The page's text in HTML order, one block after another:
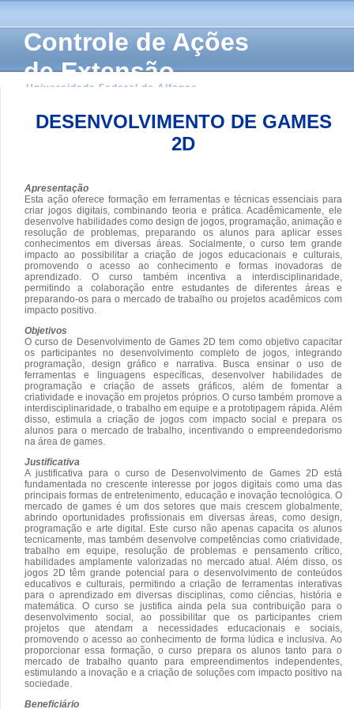
Controle de Ações
de Extensão
Universidade Federal de Alfenas
DESENVOLVIMENTO DE GAMES
2D
Apresentação
Esta ação oferece formação em ferramentas e técnicas essenciais para
criar jogos digitais, combinando teoria e prática. Acadêmicamente, ele
desenvolve habilidades como design de jogos, programação, animação e
resolução de problemas, preparando os alunos para aplicar esses
conhecimentos em diversas áreas. Socialmente, o curso tem grande
impacto ao possibilitar a criação de jogos educacionais e culturais,
promovendo o acesso ao conhecimento e formas inovadoras de
aprendizado. O curso também incentiva a interdisciplinaridade,
permitindo a colaboração entre estudantes de diferentes áreas e
preparando-os para o mercado de trabalho ou projetos acadêmicos com
impacto positivo.
Objetivos
O curso de Desenvolvimento de Games 2D tem como objetivo capacitar
os participantes no desenvolvimento completo de jogos, integrando
programação, design gráfico e narrativa. Busca ensinar o uso de
ferramentas e linguagens específicas, desenvolver habilidades de
programação e criação de assets gráficos, além de fomentar a
criatividade e inovação em projetos próprios. O curso também promove a
interdisciplinaridade, o trabalho em equipe e a prototipagem rápida. Além
disso, estimula a criação de jogos com impacto social e prepara os
alunos para o mercado de trabalho, incentivando o empreendedorismo
na área de games.
Justificativa
A justificativa para o curso de Desenvolvimento de Games 2D está
fundamentada no crescente interesse por jogos digitais como uma das
principais formas de entretenimento, educação e inovação tecnológica. O
mercado de games é um dos setores que mais crescem globalmente,
abrindo oportunidades profissionais em diversas áreas, como design,
programação e arte digital. Este curso não apenas capacita os alunos
tecnicamente, mas também desenvolve competências como criatividade,
trabalho em equipe, resolução de problemas e pensamento crítico,
habilidades amplamente valorizadas no mercado atual. Além disso, os
jogos 2D têm grande potencial para o desenvolvimento de conteúdos
educativos e culturais, permitindo a criação de ferramentas interativas
para o aprendizado em diversas disciplinas, como ciências, história e
matemática. O curso se justifica ainda pela sua contribuição para o
desenvolvimento social, ao possibilitar que os participantes criem
projetos que atendam a necessidades educacionais e sociais,
promovendo o acesso ao conhecimento de forma lúdica e inclusiva. Ao
proporcionar essa formação, o curso prepara os alunos tanto para o
mercado de trabalho quanto para empreendimentos independentes,
estimulando a inovação e a criação de soluções com impacto positivo na
sociedade.
Beneficiário